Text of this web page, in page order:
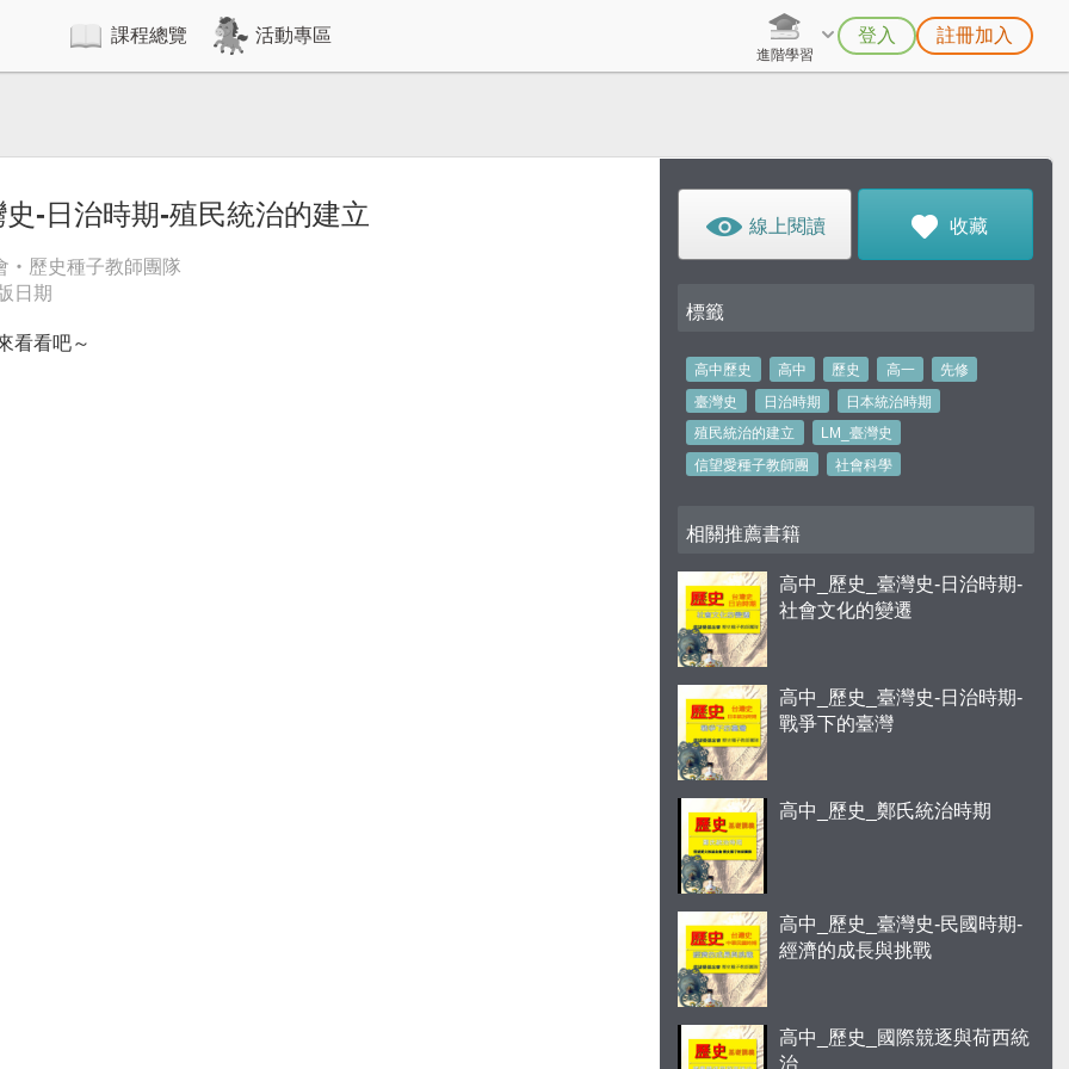
課程總覽 活動專區
進階學習
登入 註冊加入
-日治時期-殖民統治的建立
‧歷史種子教師團隊
日期
看看吧～
線上閱讀 收藏
標籤
高中歷史 高中 歷史 高一
先修
臺灣史
日治時期
日本統治時期
殖民統治的建立
LM_臺灣史
信望愛種子教師團
社會科學
相關推薦書籍
高中_歷史_臺灣史-日治時期-
社會文化的變遷
高中_歷史_臺灣史-日治時期-
戰爭下的臺灣
高中_歷史_鄭氏統治時期
高中_歷史_臺灣史-民國時期-
經濟的成長與挑戰
高中_歷史_國際競逐與荷西統
治